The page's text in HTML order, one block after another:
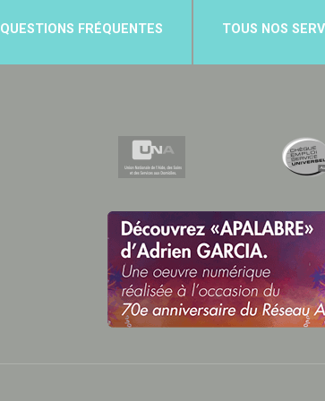
QUESTIONS FRÉQUENTES TOUS NOS